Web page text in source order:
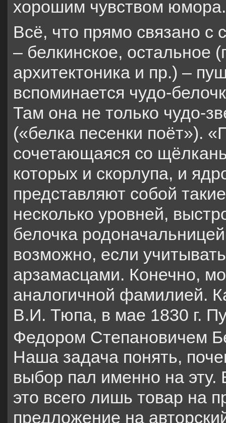
хорошим чувством юмора.
Всё, что прямо связано с
– белкинское, остальное
архитектоника и пр.) –
вспоминается чудо-
Там она не только чудо-
(«белка песенки поёт»).
сочетающаяся со
которых и скорлупа, и
представляют собой
несколько уровней,
белочка
возможно, если
арзамасцами. Конечно,
аналогичной фамилией.
В.И. Тюпа, в мае 1830 г.
Федором Степановичем
Наша задача понять,
выбор пал именно на
это всего лишь товар на
предложение на